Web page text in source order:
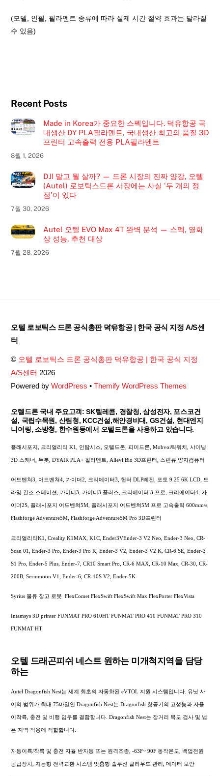
(모델, 인필, 필라멘트 종류에 따라 실제 시간 절약 효과는 달라질
수 있음)
Recent Posts
Made in Korea가 중요한 스펙입니다. 덕유항공 국
내생산 DY PLA필라멘트, 국내생산 최고의 품질 3D
프린터 고속출력 전용 PLA필라멘트
8월 1, 2026
DJI 말고 뭘 살까? — 드론 시장의 진짜 양강, 오텔
(Autel) 로보틱스드론 시장에는 사실 ‘두 개의 정
점’이 있다
7월 30, 2026
Autel 오텔 EVO Max 4T 완벽 분석 — 스펙, 열화
상 성능, 추천 대상
7월 28, 2026
Back
오텔 로보틱스 드론 공식총판 덕유항공 | 한국 공식 지정 A/S센
터
© 오텔 로보틱스 드론 공식총판 덕유항공 | 한국 공식 지정
A/S센터 2026
Powered byWordPress •Themify WordPress Themes
오텔드론 국내 주요고객: SK텔레콤, 경찰청, 삼성전자, 포스코건
설, 국립수목원, 산림청, KCC건설,해안경비대, GS건설, 현대엔지
니어링, 소방청, 한수원등에서 오텔드론을 사용하고 있습니다.
플래시포지, 크리얼리티 K1, 인탐시스, 오텔드론, 피미드론, Mobvoi틱워치, 샤이닝
3D 스캐너, 두봇, DYAIR PLA+ 필라멘트, Allevi Bio 3D프린터, 스핀큐 양자컴퓨터
어드벤쳐3, 어드벤쳐4, 가이더2, 크리에이터3, 헌터 DLP레진, 포토 9.25 6K LCD, 드
라잉 건조 스테이션, 가이더3, 가이더3 플러스, 크리에이터 3 프로, 크리에이터4, 가
이더2S, 플래시포지 어드벤쳐5M, 플래시포지 어드벤쳐5M 프로 고속출력 600mm/s,
Flashforge Adventure5M, Flashforge Adventure5M Pro 3D프린터
크리얼리티K1, Creality K1MAX, K1C, Ender3VEnder-3 V2 Neo, Ender-3 Neo, CR-
Scan 01, Ender-3 Pro, Ender-3 Pro K, Ender-3 V2, Ender-3 V2 K, CR-6 SE, Ender-3
S1 Pro, Ender-5 Plus, Ender-7, CR10 Smart Pro, CR-6 MAX, CR-10 Max, CR-30, CR-
200B, Sermmoon V1, Ender-6, CR-10S V2, Ender-5K
Syrius 물류 창고 로봇 FlexComet FlexSwift FlexSwift Max FlexPorter FlexVista
Intamsys 3D printer FUNMAT PRO 610HT FUNMAT PRO 410 FUNMAT PRO 310
FUNMAT HT
오텔 드래곤피쉬 네스트 원하는 미개척지역을 담당
하는
Autel Dragonfish Nest는 세계 최초의 자동화된 eVTOL 지원 시스템입니다. 유닛 사
이의 범위가 최대 75마일인 Dragonfish Nest는 Dragonfish 항공기의 고성능과 자율
이착륙, 충전 및 비행 임무를 결합합니다. Dragonfish Nest는 장거리 복도 검사 및 넓
은 지역 적용에 적합합니다.
자동이륙/착륙 및 충전 자율 반자동 또는 원격조종, -63F~ 90F 동작온도, 백업전원
공급장치, 지능형 전력교환 시스템 맞춤형 솔루션 클라우드 관리, 데이터 보안